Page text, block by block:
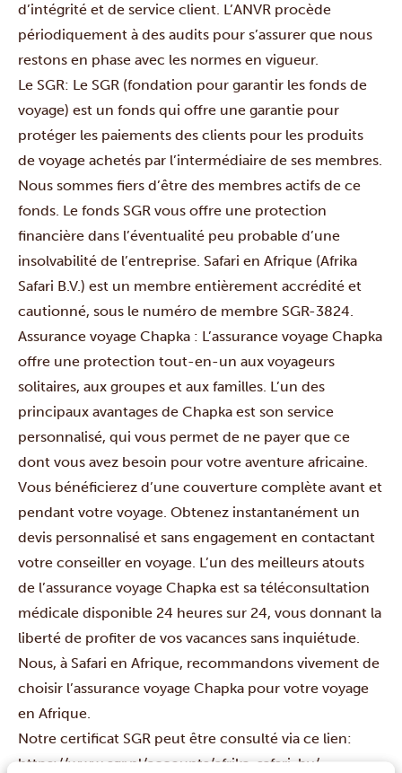
d’intégrité et de service client. L’ANVR procède
périodiquement à des audits pour s’assurer que nous
restons en phase avec les normes en vigueur.
Le SGR: Le SGR (fondation pour garantir les fonds de
voyage) est un fonds qui offre une garantie pour
protéger les paiements des clients pour les produits
de voyage achetés par l’intermédiaire de ses membres.
Nous sommes fiers d’être des membres actifs de ce
fonds. Le fonds SGR vous offre une protection
financière dans l’éventualité peu probable d’une
insolvabilité de l’entreprise. Safari en Afrique (Afrika
Safari B.V.) est un membre entièrement accrédité et
cautionné, sous le numéro de membre SGR-3824.
Assurance voyage Chapka : L’assurance voyage Chapka
offre une protection tout-en-un aux voyageurs
solitaires, aux groupes et aux familles. L’un des
principaux avantages de Chapka est son service
personnalisé, qui vous permet de ne payer que ce
dont vous avez besoin pour votre aventure africaine.
Vous bénéficierez d’une couverture complète avant et
pendant votre voyage. Obtenez instantanément un
devis personnalisé et sans engagement en contactant
votre conseiller en voyage. L’un des meilleurs atouts
de l’assurance voyage Chapka est sa téléconsultation
médicale disponible 24 heures sur 24, vous donnant la
liberté de profiter de vos vacances sans inquiétude.
Nous, à Safari en Afrique, recommandons vivement de
choisir l’assurance voyage Chapka pour votre voyage
en Afrique.
Notre certificat SGR peut être consulté via ce lien:
https://www.sgr.nl/accounts/afrika-safari-bv/